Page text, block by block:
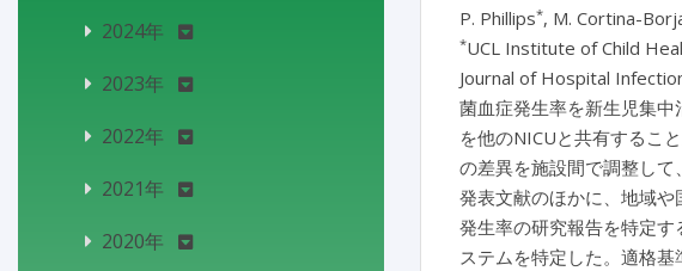
P. Phillips*, M. Cortina-
*UCL Institute of Child
Journal of Hospital
菌血症発生率を新生児集
を他のNICUと共有するこ
の差異を施設間で調整して
発表文献のほかに、地域
発生率の研究報告を特定
ステムを特定した。適格
2024年
2023年
2022年
2021年
2020年